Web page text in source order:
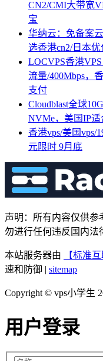
CN2/CMI大带宽
宝
华纳云：免备案
选香港cn2/日本优
LOCVPS香港
流量/400Mbps，
支付
Cloudblast全球
NVMe，美国IP
香港vps/美国vps/
元限时 9月底
声明：所有内容仅供
勿进行任何违反国内法
本站服务器由 【标准互
速和防御 | sitemap
Copyright © vps小学生
用户登录